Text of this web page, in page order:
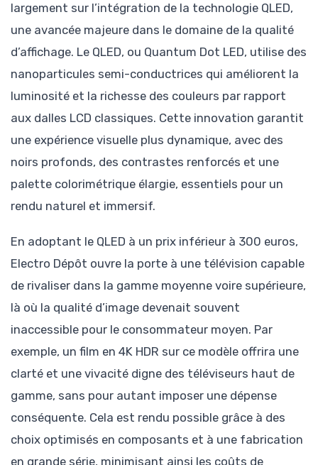
largement sur l’intégration de la technologie QLED,
une avancée majeure dans le domaine de la qualité
d’affichage. Le QLED, ou Quantum Dot LED, utilise des
nanoparticules semi-conductrices qui améliorent la
luminosité et la richesse des couleurs par rapport
aux dalles LCD classiques. Cette innovation garantit
une expérience visuelle plus dynamique, avec des
noirs profonds, des contrastes renforcés et une
palette colorimétrique élargie, essentiels pour un
rendu naturel et immersif.
En adoptant le QLED à un prix inférieur à 300 euros,
Electro Dépôt ouvre la porte à une télévision capable
de rivaliser dans la gamme moyenne voire supérieure,
là où la qualité d’image devenait souvent
inaccessible pour le consommateur moyen. Par
exemple, un film en 4K HDR sur ce modèle offrira une
clarté et une vivacité digne des téléviseurs haut de
gamme, sans pour autant imposer une dépense
conséquente. Cela est rendu possible grâce à des
choix optimisés en composants et à une fabrication
en grande série, minimisant ainsi les coûts de